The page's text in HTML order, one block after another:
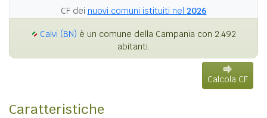
CF dei nuovi comuni istituiti nel 2026
Calvi (BN) è un comune della Campania con 2.492
abitanti.
Calcola CF
Caratteristiche